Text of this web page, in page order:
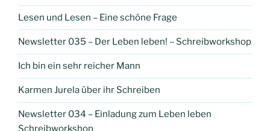
Lesen und Lesen – Eine schöne Frage
Newsletter 035 – Der Leben leben! – Schreibworkshop
Ich bin ein sehr reicher Mann
Karmen Jurela über ihr Schreiben
Newsletter 034 – Einladung zum Leben leben
Schreibworkshop